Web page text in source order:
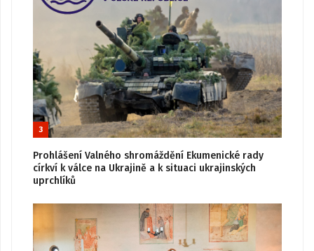
3
Prohlášení Valného shromáždění Ekumenické rady
církví k válce na Ukrajině a k situaci ukrajinských
uprchlíků